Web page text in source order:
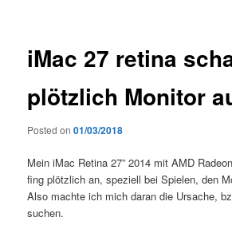
iMac 27 retina
plötzlich Monitor
Posted on01/03/2018
Mein iMac Retina 27” 2014 mit AMD
fing plötzlich an, speziell bei Spielen, den
Also machte ich mich daran die Ursache,
suchen.